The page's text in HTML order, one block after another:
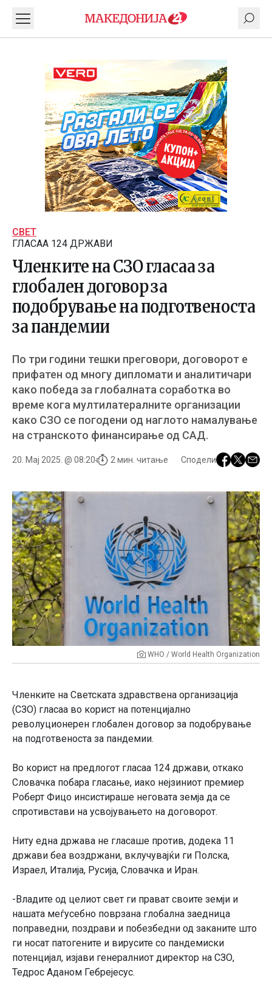
СВЕТ
ГЛАСАА 124 ДРЖАВИ
Членките на СЗО гласаа за
глобален договор за
подобрување на подготвеноста
за пандемии
По три години тешки преговори, договорот е
прифатен од многу дипломати и аналитичари
како победа за глобалната соработка во
време кога мултилатералните организации
како СЗО се погодени од наглото намалување
на странското финансирање од САД.
20. Мај 2025. @ 08:20 2 мин. читање Сподели
WHO / World Health Organization
Членките на Светската здравствена организација
(СЗО) гласаа во корист на потенцијално
револуционерен глобален договор за подобрување
на подготвеноста за пандемии.
Во корист на предлогот гласаа 124 држави, откако
Словачка побара гласање, иако нејзиниот премиер
Роберт Фицо инсистираше неговата земја да се
спротивстави на усвојувањето на договорот.
Ниту една држава не гласаше против, додека 11
држави беа воздржани, вклучувајќи ги Полска,
Израел, Италија, Русија, Словачка и Иран.
-Владите од целиот свет ги прават своите земји и
нашата меѓусебно поврзана глобална заедница
поправедни, поздрави и побезбедни од заканите што
ги носат патогените и вирусите со пандемиски
потенцијал, изјави генералниот директор на СЗО,
Тедрос Аданом Гебрејесус.